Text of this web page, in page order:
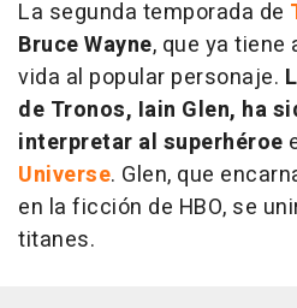
La segunda temporada de
Bruce Wayne, que ya tiene
vida al popular personaje.
de Tronos, Iain Glen, ha
interpretar al superhéroe
Universe. Glen, que
en la ficción de HBO, se
titanes.